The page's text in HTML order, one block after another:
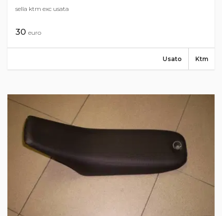
sella ktm exc usata
30 euro
Ktm
Usato